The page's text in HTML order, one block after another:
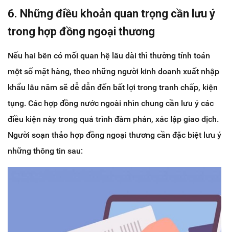
6. Những điều khoản quan trọng cần lưu ý
trong hợp đồng ngoại thương
Nếu hai bên có mối quan hệ lâu dài thì thường tính toán
một số mặt hàng, theo những người kinh doanh xuất nhập
khẩu lâu năm sẽ dễ dẫn đến bất lợi trong tranh chấp, kiện
tụng. Các hợp đồng nước ngoài nhìn chung cần lưu ý các
điều kiện này trong quá trình đàm phán, xác lập giao dịch.
Người soạn thảo hợp đồng ngoại thương cần đặc biệt lưu ý
những thông tin sau: